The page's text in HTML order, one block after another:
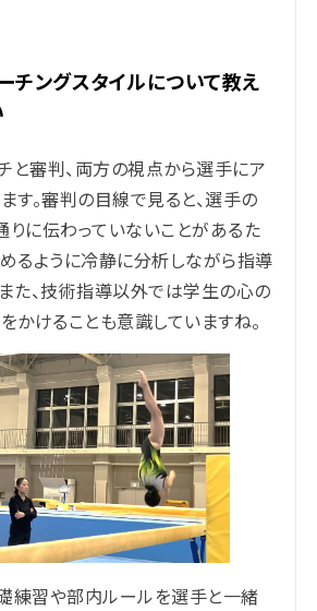
チングスタイルについて教え
と審判、両方の視点から選手にア
す。審判の目線で見ると、選手の
に伝わっていないことがあるた
るように冷静に分析しながら指導
た、技術指導以外では学生の心の
かけることも意識していますね。
練習や部内ルールを選手と一緒